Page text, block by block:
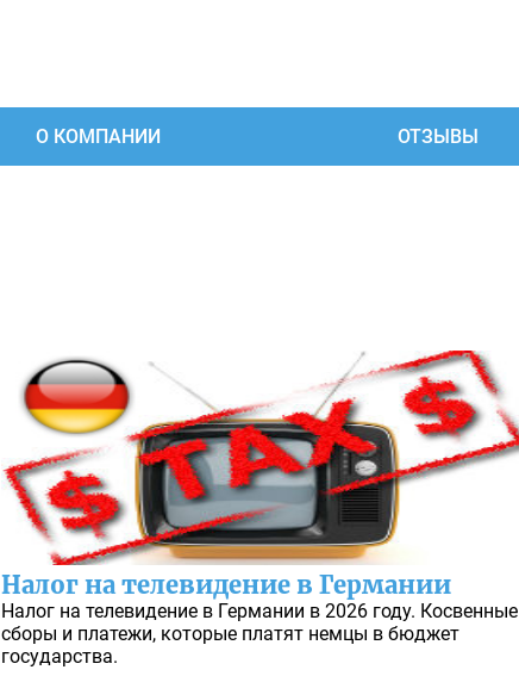
О КОМПАНИИ ОТЗЫВЫ
Налог на телевидение в Германии
Налог на телевидение в Германии в 2026 году. Косвенные
сборы и платежи, которые платят немцы в бюджет
государства.